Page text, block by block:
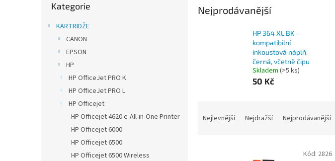
kategorie
Kategorie
KARTRIDŽE
CANON
EPSON
HP
HP OfficeJet PRO K
HP OfficeJet PRO L
HP Officejet
HP Officejet 4620 e-All-in-One Printer
HP Officejet 6000
HP Officejet 6500
HP Officejet 6500 Wireless
Nejprodávanější
HP 364 XL BK -
kompatibilní
inkoustová náplň,
černá, včetně čipu
Skladem (>5 ks)
50 Kč
Nejlevnější Nejdražší Nejprodávanější
Kód: 2826